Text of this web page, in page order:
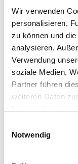
Wir verwenden
personalisieren,
zu können und
analysieren.
Verwendung
soziale Medien,
Partner führen
weiteren Daten
Notwendig
Anzahl
Anreisetag